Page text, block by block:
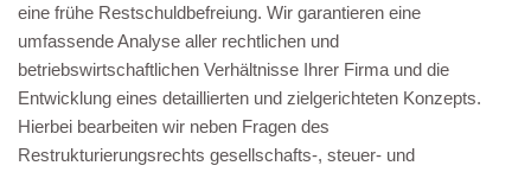
eine frühe Restschuldbefreiung. Wir garantieren eine
umfassende Analyse aller rechtlichen und
betriebswirtschaftlichen Verhältnisse Ihrer Firma und die
Entwicklung eines detaillierten und zielgerichteten Konzepts.
Hierbei bearbeiten wir neben Fragen des
Restrukturierungsrechts gesellschafts-, steuer- und